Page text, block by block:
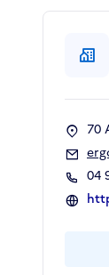
70
04